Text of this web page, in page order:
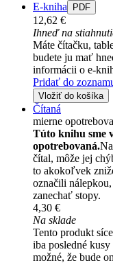
E-kniha PDF
12,62 €
Ihneď na
Máte čítačku,
budete ju mať
informácii o e-
Pridať do
Vložiť do košíka
Čítaná
mierne
Túto knihu sme
opotrebovaná.
čítal, môže jej
to akokoľvek
označili
zanechať stopy.
4,30 €
Na sklade
Tento produkt
iba posledné
možné, že bude